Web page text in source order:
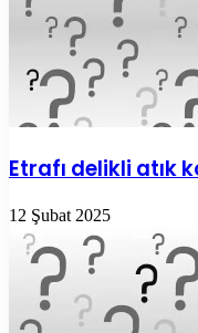
Etrafı delikli atık
12 Şubat 2025